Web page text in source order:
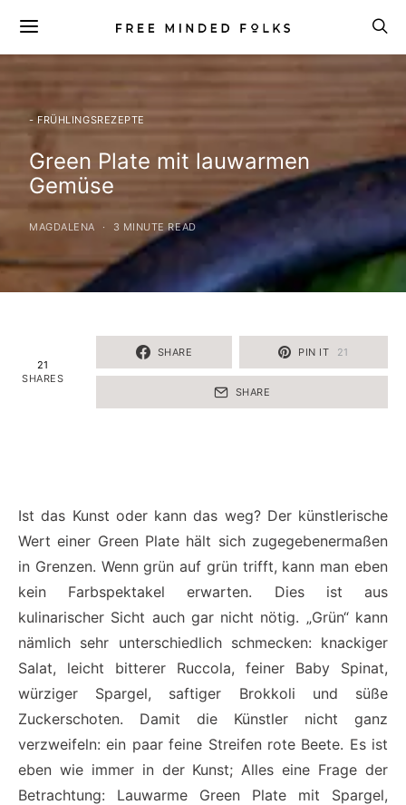
- FRÜHLINGSREZEPTE
Green Plate mit lauwarmen
Gemüse
MAGDALENA 3 MINUTE READ
21
SHARES
SHARE PIN IT 21
SHARE
Ist das Kunst oder kann das weg? Der künstlerische
Wert einer Green Plate hält sich zugegebenermaßen
in Grenzen. Wenn grün auf grün trifft, kann man eben
kein Farbspektakel erwarten. Dies ist aus
kulinarischer Sicht auch gar nicht nötig. „Grün“ kann
nämlich sehr unterschiedlich schmecken: knackiger
Salat, leicht bitterer Ruccola, feiner Baby Spinat,
würziger Spargel, saftiger Brokkoli und süße
Zuckerschoten. Damit die Künstler nicht ganz
verzweifeln: ein paar feine Streifen rote Beete. Es ist
eben wie immer in der Kunst; Alles eine Frage der
Betrachtung: Lauwarme Green Plate mit Spargel,